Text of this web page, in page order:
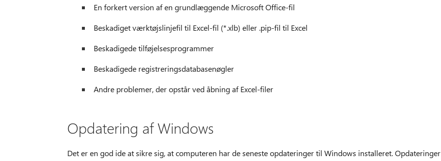
En forkert version af en grundlæggende Microsoft Office-fil
Beskadiget værktøjslinjefil til Excel-fil (*.xlb) eller .pip-fil til Excel
Beskadigede tilføjelsesprogrammer
Beskadigede registreringsdatabasenøgler
Andre problemer, der opstår ved åbning af Excel-filer
Opdatering af Windows
Det er en god ide at sikre sig, at computeren har de seneste opdateringer til Windows installeret. Opdateringer